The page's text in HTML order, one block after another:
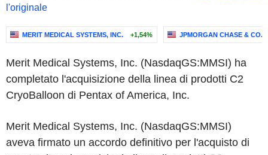
l'originale
MERIT MEDICAL SYSTEMS, INC. +1,54% JPMORGAN CHASE & CO.
Merit Medical Systems, Inc. (NasdaqGS:MMSI) ha
completato l'acquisizione della linea di prodotti C2
CryoBalloon di Pentax of America, Inc.
Merit Medical Systems, Inc. (NasdaqGS:MMSI)
aveva firmato un accordo definitivo per l'acquisto di